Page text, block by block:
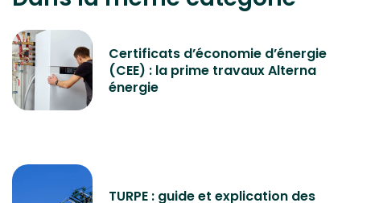
Certificats d’économie d’énergie
(CEE) : la prime travaux Alterna
énergie
TURPE : guide et explication des